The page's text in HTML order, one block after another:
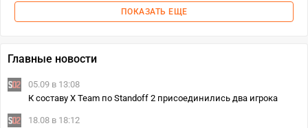
ПОКАЗАТЬ ЕЩЕ
Главные новости
05.09 в 13:08
К составу X Team по Standoff 2 присоединились два игрока
18.08 в 18:12